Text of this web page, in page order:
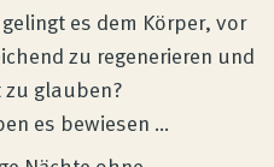
es dem Körper, vor
zu regenerieren und
zu glauben?
es bewiesen …